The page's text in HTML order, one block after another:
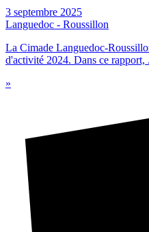
3 septembre 2025
Languedoc - Roussillon
La Cimade Languedoc-
d'activité 2024. Dans ce rapport,
»